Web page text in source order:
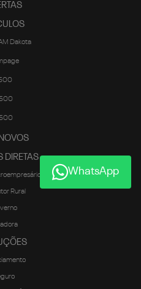
Dakota
DIRETAS
Rural
WhatsApp